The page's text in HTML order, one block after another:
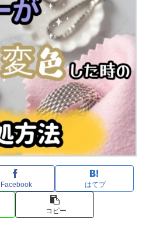
Facebook はてブ
コピー